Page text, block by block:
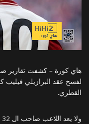
هاي كورة – كشفت تقارير
لفسخ عقد البرازيلي فيليب
القطري.